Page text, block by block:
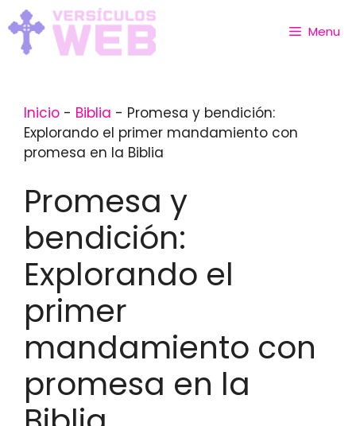
Skip
to
content
Menu
Inicio - Biblia - Promesa y bendición:
Explorando el primer mandamiento con
promesa en la Biblia
Promesa y
bendición:
Explorando el
primer
mandamiento con
promesa en la